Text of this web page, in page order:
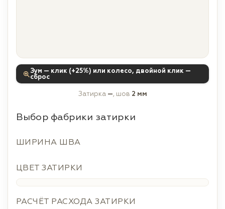
Зум — клик (+25%) или колесо, двойной клик —
сброс
Затирка —, шов 2 мм
Выбор фабрики затирки
ШИРИНА ШВА
ЦВЕТ ЗАТИРКИ
РАСЧЁТ РАСХОДА ЗАТИРКИ